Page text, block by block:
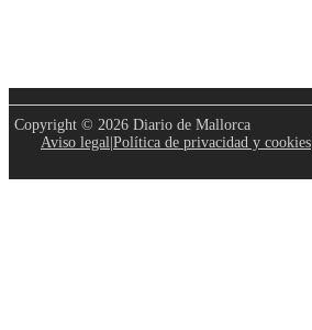
Copyright © 2026 Diario de Mallorca
Aviso legal Política de privacidad y cookies